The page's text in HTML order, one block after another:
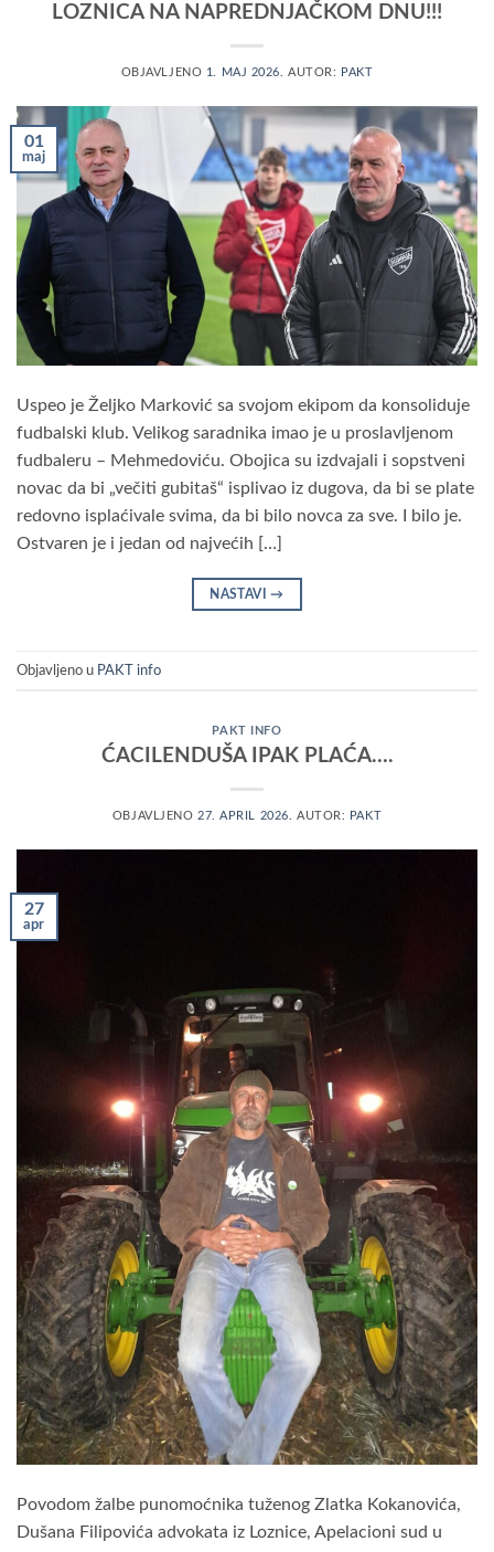
LOZNICA NA NAPREDNJAČKOM DNU!!!
OBJAVLJENO 1. MAJ 2026. AUTOR: PAKT
01
maj
Uspeo je Željko Marković sa svojom ekipom da konsoliduje
fudbalski klub. Velikog saradnika imao je u proslavljenom
fudbaleru – Mehmedoviću. Obojica su izdvajali i sopstveni
novac da bi „večiti gubitaš“ isplivao iz dugova, da bi se plate
redovno isplaćivale svima, da bi bilo novca za sve. I bilo je.
Ostvaren je i jedan od najvećih […]
NASTAVI→
Objavljeno u PAKT info
PAKT INFO
ĆACILENDUŠA IPAK PLAĆA….
OBJAVLJENO 27. APRIL 2026. AUTOR: PAKT
27
apr
Povodom žalbe punomoćnika tuženog Zlatka Kokanovića,
Dušana Filipovića advokata iz Loznice, Apelacioni sud u